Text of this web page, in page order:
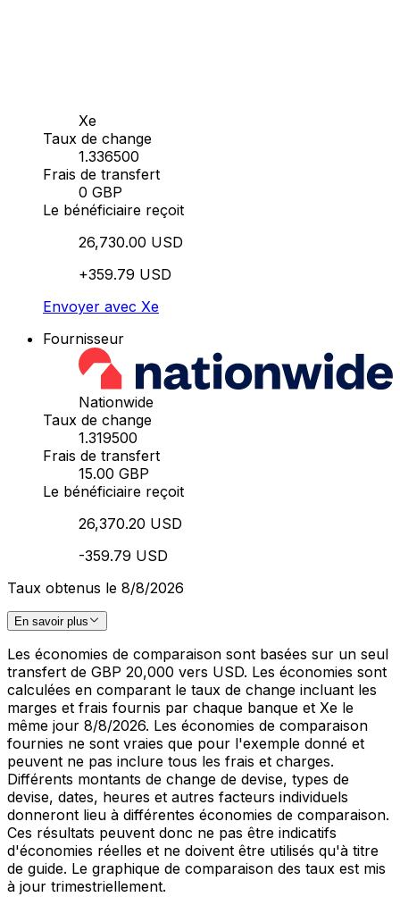
Xe
Taux de change
1.336500
Frais de transfert
0 GBP
Le bénéficiaire reçoit
26,730.00 USD
+359.79 USD
Envoyer avec Xe
Fournisseur
Nationwide
Taux de change
1.319500
Frais de transfert
15.00 GBP
Le bénéficiaire reçoit
26,370.20 USD
-359.79 USD
Taux obtenus le 8/8/2026
En savoir plus
Les économies de comparaison sont basées sur un seul
transfert de GBP 20,000 vers USD. Les économies sont
calculées en comparant le taux de change incluant les
marges et frais fournis par chaque banque et Xe le
même jour 8/8/2026. Les économies de comparaison
fournies ne sont vraies que pour l'exemple donné et
peuvent ne pas inclure tous les frais et charges.
Différents montants de change de devise, types de
devise, dates, heures et autres facteurs individuels
donneront lieu à différentes économies de comparaison.
Ces résultats peuvent donc ne pas être indicatifs
d'économies réelles et ne doivent être utilisés qu'à titre
de guide. Le graphique de comparaison des taux est mis
à jour trimestriellement.